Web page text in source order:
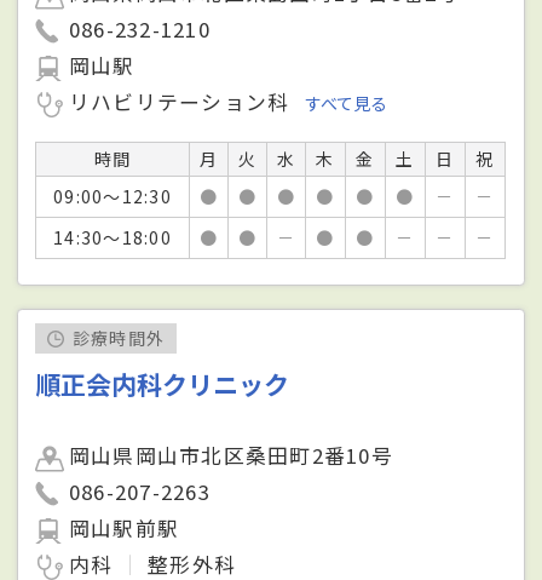
086-232-1210
岡山駅
リハビリテーション科
すべて見る
時間 月 火 水 木 金 土 日
祝
09:00～12:30
● ● ● ● ● ● －
－
14:30～18:00
● ● － ● ● － － －
診療時間外
順正会内科クリニック
岡山県岡山市北区桑田町2番10号
086-207-2263
岡山駅前駅
内科
整形外科